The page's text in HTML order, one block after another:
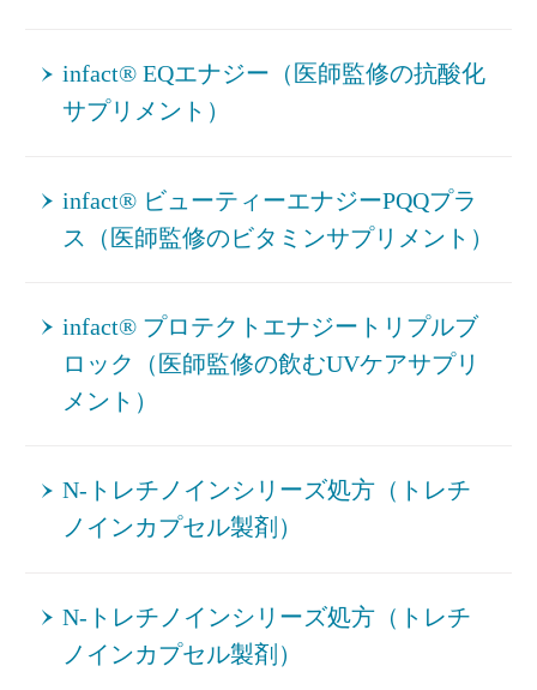
infact® EQエナジー（医師監修の抗酸化
サプリメント）
infact® ビューティーエナジーPQQプラ
ス（医師監修のビタミンサプリメント）
infact® プロテクトエナジートリプルブ
ロック（医師監修の飲むUVケアサプリ
メント）
N-トレチノインシリーズ処方（トレチ
ノインカプセル製剤）
N-トレチノインシリーズ処方（トレチ
ノインカプセル製剤）